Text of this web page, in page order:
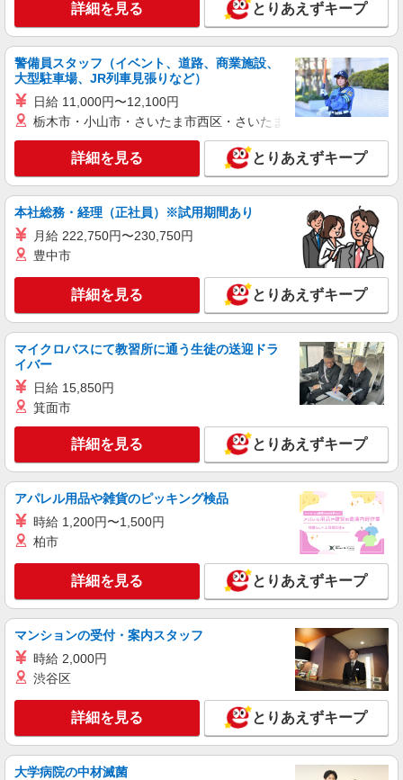
詳細を見る とりあえずキープ
警備員スタッフ（イベント、道路、商業施設、
大型駐車場、JR列車見張りなど）
日給 11,000円〜12,100円
栃木市・小山市・さいたま市西区・さいたま市岩槻区・久喜市・
詳細を見る とりあえずキープ
本社総務・経理（正社員）※試用期間あり
月給 222,750円〜230,750円
豊中市
詳細を見る とりあえずキープ
マイクロバスにて教習所に通う生徒の送迎ドラ
イバー
日給 15,850円
箕面市
詳細を見る とりあえずキープ
アパレル用品や雑貨のピッキング検品
時給 1,200円〜1,500円
柏市
詳細を見る とりあえずキープ
マンションの受付・案内スタッフ
時給 2,000円
渋谷区
詳細を見る とりあえずキープ
大学病院の中材滅菌